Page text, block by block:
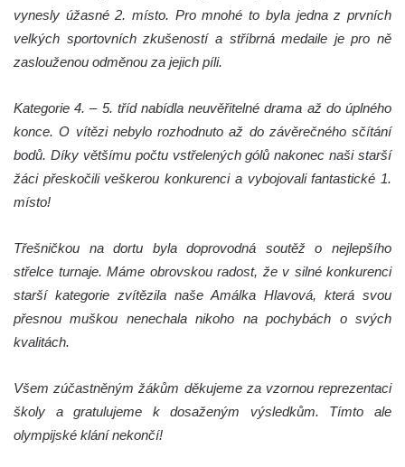
vynesly úžasné 2. místo. Pro mnohé to byla jedna z prvních
velkých sportovních zkušeností a stříbrná medaile je pro ně
zaslouženou odměnou za jejich píli.
Kategorie 4. – 5. tříd nabídla neuvěřitelné drama až do úplného
konce. O vítězi nebylo rozhodnuto až do závěrečného sčítání
bodů. Díky většímu počtu vstřelených gólů nakonec naši starší
žáci přeskočili veškerou konkurenci a vybojovali fantastické 1.
místo!
Třešničkou na dortu byla doprovodná soutěž o nejlepšího
střelce turnaje. Máme obrovskou radost, že v silné konkurenci
starší kategorie zvítězila naše Amálka Hlavová, která svou
přesnou muškou nenechala nikoho na pochybách o svých
kvalitách.
Všem zúčastněným žákům děkujeme za vzornou reprezentaci
školy a gratulujeme k dosaženým výsledkům. Tímto ale
olympijské klání nekončí!